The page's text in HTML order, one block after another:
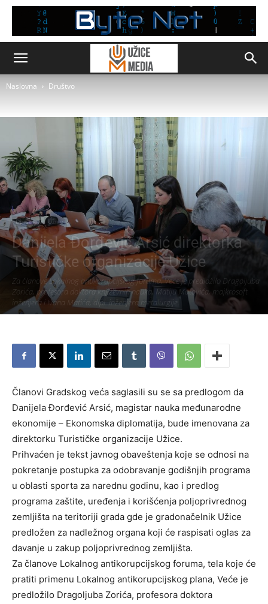
Naslovna Društvo
Društvo Užice
Danijela Đorđević Arsić direktorka
Turističke organizacije Užice
Za članove Lokalnog antikorupcijskog foruma, Veće je predložilo Dragoljuba
Zorića, profesora doktora književnih nauka, Matiju Matovića, majkrosoft
inženjera i Ivana Matića, dipl. inženjera metalurgije.
Članovi Gradskog veća saglasili su se sa predlogom da
Danijela Đorđević Arsić, magistar nauka međunarodne
ekonomije – Ekonomska diplomatija, bude imenovana za
direktorku Turističke organizacije Užice.
Prihvaćen je tekst javnog obaveštenja koje se odnosi na
pokretanje postupka za odobravanje godišnjih programa
u oblasti sporta za narednu godinu, kao i predlog
programa zaštite, uređenja i korišćenja poljoprivrednog
zemljišta na teritoriji grada gde je gradonačelnik Užice
predložen za nadležnog organa koji će raspisati oglas za
davanje u zakup poljoprivrednog zemljišta.
Za članove Lokalnog antikorupcijskog foruma, tela koje će
pratiti primenu Lokalnog antikorupcijskog plana, Veće je
predložilo Dragoljuba Zorića, profesora doktora